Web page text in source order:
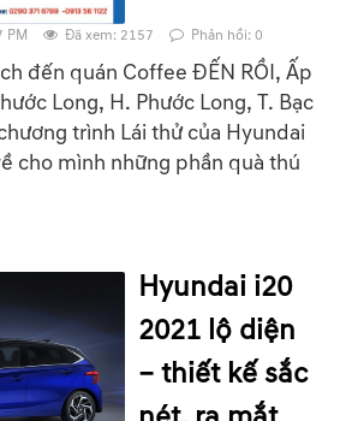
PM Đã xem: 2157 Phản hồi: 0
đến quán Coffee ĐẾN RỒI, Ấp
Long, H. Phước Long, T. Bạc
trình Lái thử của Hyundai
cho mình những phần quà thú
Hyundai i20
2021 lộ diện
– thiết kế sắc